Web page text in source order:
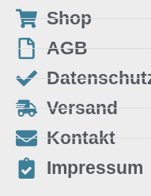
Shop
AGB
Versand
Kontakt
Impressum